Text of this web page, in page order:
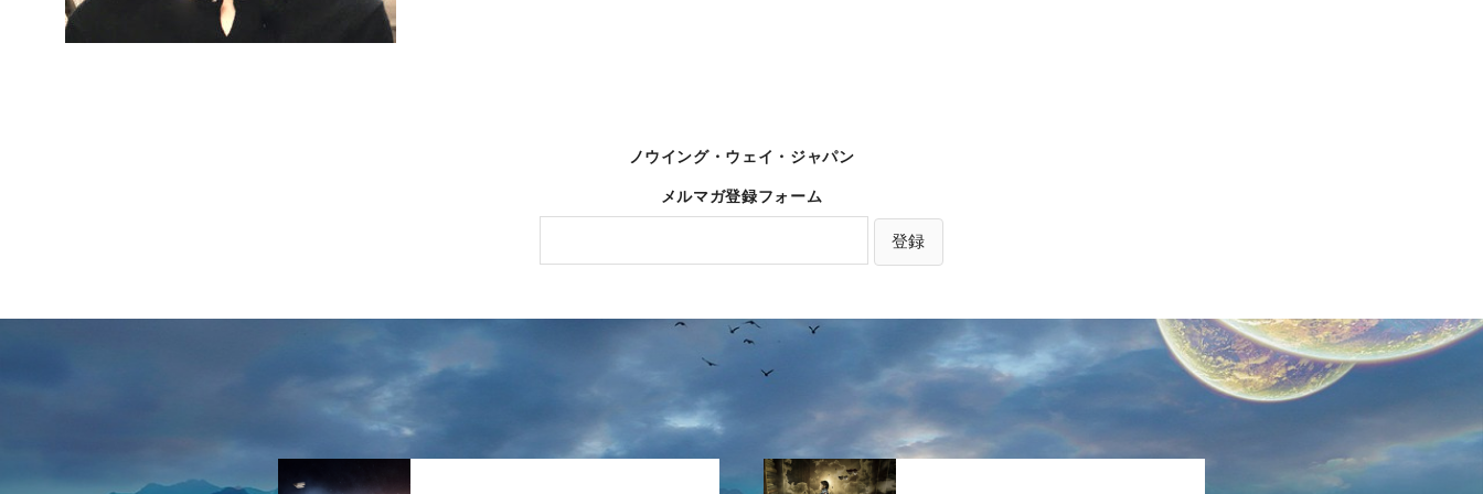
ノウイング・ウェイ・ジャパン
メルマガ登録フォーム